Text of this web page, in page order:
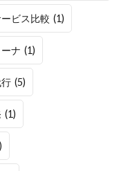
ビス比較 (1)
ナ (1)
(5)
(1)